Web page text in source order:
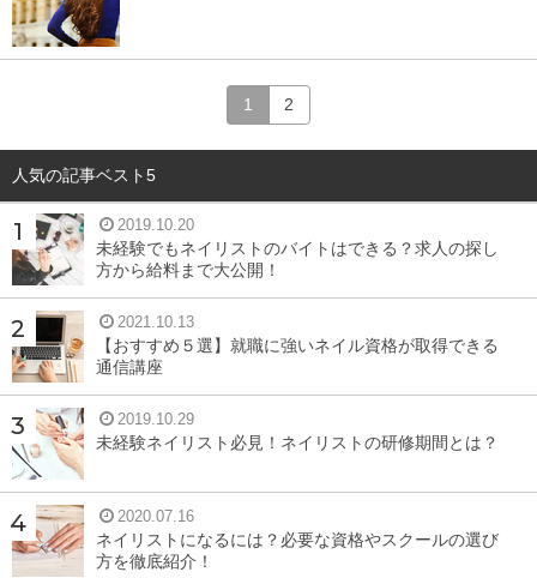
1 2
人気の記事ベスト5
2019.10.20
未経験でもネイリストのバイトはできる？求人の探し
方から給料まで大公開！
2021.10.13
【おすすめ５選】就職に強いネイル資格が取得できる
通信講座
2019.10.29
未経験ネイリスト必見！ネイリストの研修期間とは？
2020.07.16
ネイリストになるには？必要な資格やスクールの選び
方を徹底紹介！